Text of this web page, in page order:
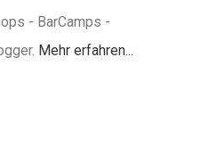
- BarCamps -
Mehr erfahren...